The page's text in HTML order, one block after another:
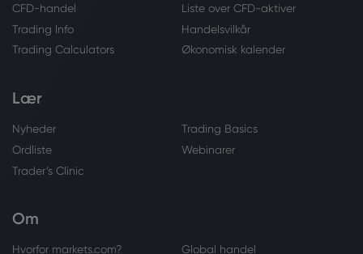
CFD-handel
Liste over CFD-aktiver
Trading Info
Handelsvilkår
Trading Calculators
Økonomisk kalender
Lær
Nyheder
Trading Basics
Ordliste
Webinarer
Trader’s Clinic
Om
Hvorfor markets.com?
Global handel